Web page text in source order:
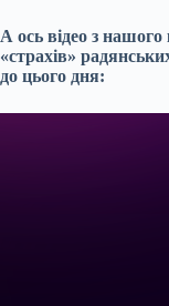
А ось відео з
«страхів»
до цього дня: